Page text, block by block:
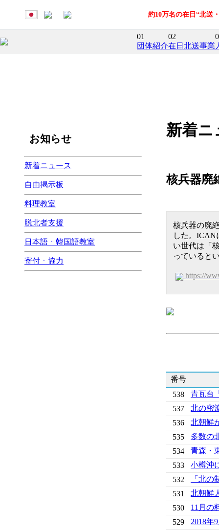
約10万名の在日“北送
01
団体紹介
02
在日北送事業
お知らせ
新着ニュース
自由掲示板
料理教室
脱北者支援
日本語ㆍ韓国語教室
寄付ㆍ協力
新着ニ
核兵器廃
核兵器の廃
した。ICAN
い世代は「
っていると
https://
番号
538
青瓦台
537
北の密
536
北朝鮮
535
多数の
534
青森・
533
小樽沖
532
「北
531
北朝鮮
530
11月の
529
2018年